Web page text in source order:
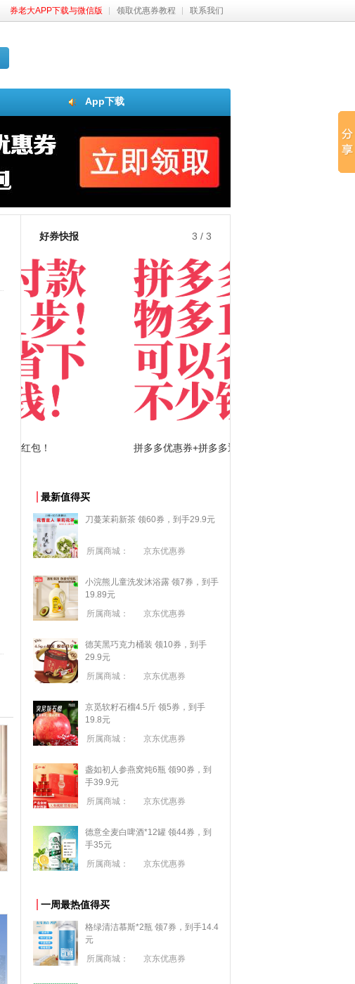
券老大APP下载与微信版 领取优惠券教程 联系我们
App下载
好券快报 3 / 3
拼多多优惠券+拼多多返利
最新值得买
刀蔓茉莉新茶 领60券，到手29.9元
所属商城： 京东优惠券
小浣熊儿童洗发沐浴露 领7券，到手
19.89元
所属商城：
京东优惠券
德芙黑巧克力桶装 领10券，到手
29.9元
所属商城：
京东优惠券
京觅软籽石榴4.5斤 领5券，到手
19.8元
所属商城：
京东优惠券
盏如初人参燕窝炖6瓶 领90券，到
手39.9元
所属商城：
京东优惠券
德意全麦白啤酒*12罐 领44券，到
手35元
所属商城：
京东优惠券
一周最热值得买
格绿清洁慕斯*2瓶 领7券，到手14.4
元
所属商城：
京东优惠券